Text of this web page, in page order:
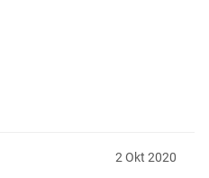
2 Okt 2020